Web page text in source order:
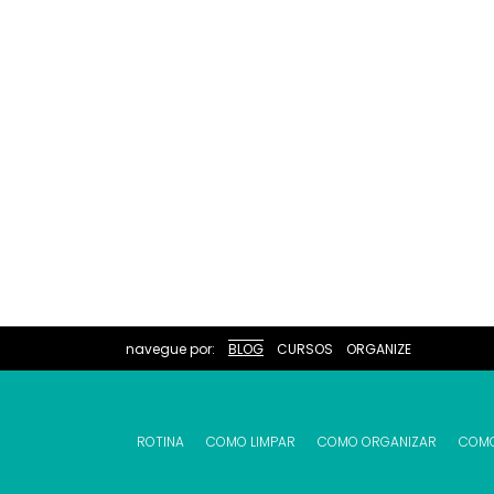
navegue por: BLOG CURSOS ORGANIZE
ROTINA COMO LIMPAR COMO ORGANIZAR